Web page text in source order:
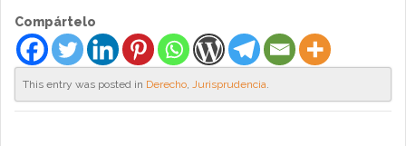
Compártelo
This entry was posted in Derecho, Jurisprudencia.